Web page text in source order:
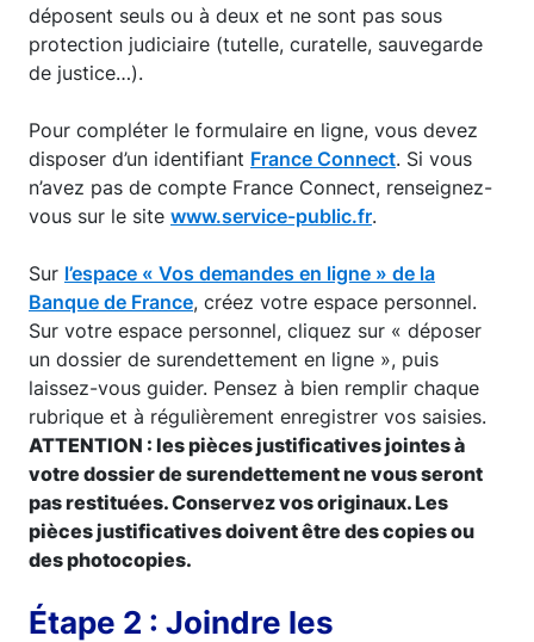
déposent seuls ou à deux et ne sont pas sous
protection judiciaire (tutelle, curatelle, sauvegarde
de justice…).
Pour compléter le formulaire en ligne, vous devez
disposer d’un identifiant France Connect. Si vous
n’avez pas de compte France Connect, renseignez-
vous sur le site www.service-public.fr.
Sur l’espace « Vos demandes en ligne » de la
Banque de France, créez votre espace personnel.
Sur votre espace personnel, cliquez sur « déposer
un dossier de surendettement en ligne », puis
laissez-vous guider. Pensez à bien remplir chaque
rubrique et à régulièrement enregistrer vos saisies.
ATTENTION : les pièces justificatives jointes à
votre dossier de surendettement ne vous seront
pas restituées. Conservez vos originaux. Les
pièces justificatives doivent être des copies ou
des photocopies.
Étape 2 : Joindre les